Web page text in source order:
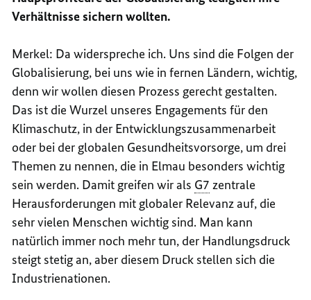
Verhältnisse sichern wollten.
Merkel: Da widerspreche ich. Uns sind die Folgen der
Globalisierung, bei uns wie in fernen Ländern, wichtig,
denn wir wollen diesen Prozess gerecht gestalten.
Das ist die Wurzel unseres Engagements für den
Klimaschutz, in der Entwicklungszusammenarbeit
oder bei der globalen Gesundheitsvorsorge, um drei
Themen zu nennen, die in Elmau besonders wichtig
sein werden. Damit greifen wir als G7 zentrale
Herausforderungen mit globaler Relevanz auf, die
sehr vielen Menschen wichtig sind. Man kann
natürlich immer noch mehr tun, der Handlungsdruck
steigt stetig an, aber diesem Druck stellen sich die
Industrienationen.